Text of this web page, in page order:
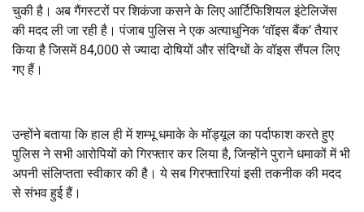
चुकी है। अब गैंगस्टरों पर शिकंजा कसने के लिए आर्टिफिशियल इंटेलिजेंस
की मदद ली जा रही है। पंजाब पुलिस ने एक अत्याधुनिक ‘वॉइस बैंक’ तैयार
किया है जिसमें 84,000 से ज्यादा दोषियों और संदिग्धों के वॉइस सैंपल लिए
गए हैं।
उन्होंने बताया कि हाल ही में शम्भू धमाके के मॉड्यूल का पर्दाफाश करते हुए
पुलिस ने सभी आरोपियों को गिरफ्तार कर लिया है, जिन्होंने पुराने धमाकों में भी
अपनी संलिप्तता स्वीकार की है। ये सब गिरफ्तारियां इसी तकनीक की मदद
से संभव हुई हैं।